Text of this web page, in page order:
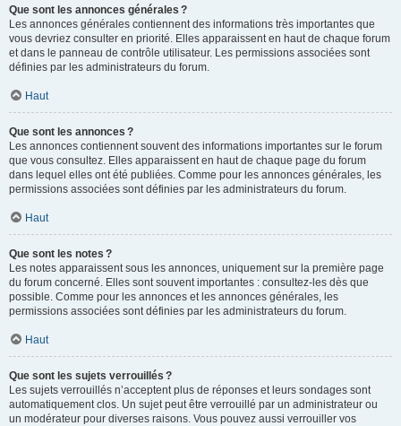
Que sont les annonces générales ?
Les annonces générales contiennent des informations très importantes que
vous devriez consulter en priorité. Elles apparaissent en haut de chaque forum
et dans le panneau de contrôle utilisateur. Les permissions associées sont
définies par les administrateurs du forum.
Haut
Que sont les annonces ?
Les annonces contiennent souvent des informations importantes sur le forum
que vous consultez. Elles apparaissent en haut de chaque page du forum
dans lequel elles ont été publiées. Comme pour les annonces générales, les
permissions associées sont définies par les administrateurs du forum.
Haut
Que sont les notes ?
Les notes apparaissent sous les annonces, uniquement sur la première page
du forum concerné. Elles sont souvent importantes : consultez-les dès que
possible. Comme pour les annonces et les annonces générales, les
permissions associées sont définies par les administrateurs du forum.
Haut
Que sont les sujets verrouillés ?
Les sujets verrouillés n’acceptent plus de réponses et leurs sondages sont
automatiquement clos. Un sujet peut être verrouillé par un administrateur ou
un modérateur pour diverses raisons. Vous pouvez aussi verrouiller vos